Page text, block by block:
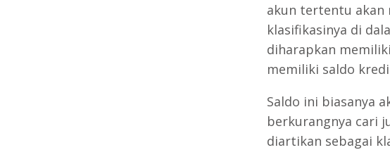
akun tertentu akan
klasifikasinya di
diharapkan
memiliki saldo
Saldo ini biasanya
berkurangnya cari
diartikan sebagai